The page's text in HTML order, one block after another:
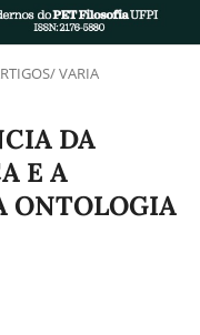
VARIA
DA
E A
ONTOLOGIA